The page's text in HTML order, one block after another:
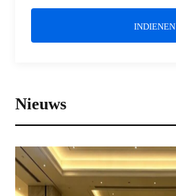
INDIENEN
Nieuws